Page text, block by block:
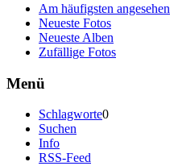
Am häufigsten angesehen
Neueste Fotos
Neueste Alben
Zufällige Fotos
Menü
Schlagworte0
Suchen
Info
RSS-Feed